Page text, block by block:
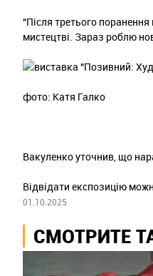
"Після третього
мистецтві. Зараз роблю
фото: Катя Галко
Вакуленко уточнив, що
Відвідати експозицію
01.10.2025
СМОТРИТЕ